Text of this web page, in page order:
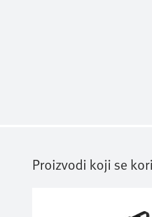
Proizvodi koji se